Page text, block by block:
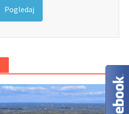
Pogledaj